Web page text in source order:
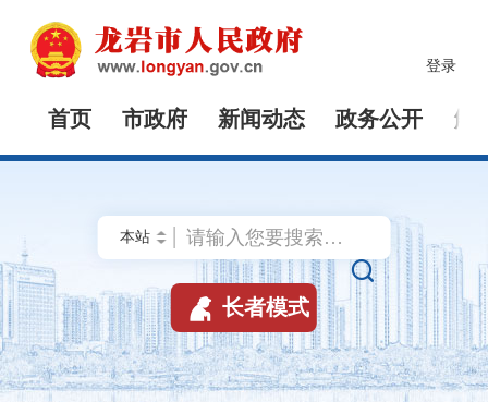
登录
首页 市政府 新闻动态 政务公开 解

 长者模式